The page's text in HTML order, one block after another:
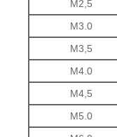
M2,5
M3.0
M3,5
M4.0
M4,5
M5.0